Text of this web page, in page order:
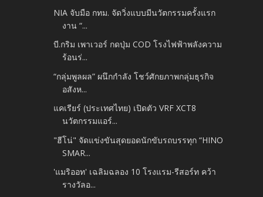
NIA จับมือ กทม. จัดวิ่งแบบมีนวัตกรรมครั้งแรก
งาน “...
บี.กริม เพาเวอร์ กดปุ่ม COD โรงไฟฟ้าพลังความ
ร้อนร่...
“กลุ่มพูลผล” ผนึกกำลัง โชว์ศักยภาพกลุ่มธุรกิจ
อสังห...
แคเรียร์ (ประเทศไทย) เปิดตัว VRF XCT8
นวัตกรรมแอร์...
"ฮีโน่" จัดแข่งขันสุดยอดนักขับรถบรรทุก “HINO
SMAR...
'แมริออท' เฉลิมฉลอง 10 โรงแรม-รีสอร์ท คว้า
รางวัลอ...